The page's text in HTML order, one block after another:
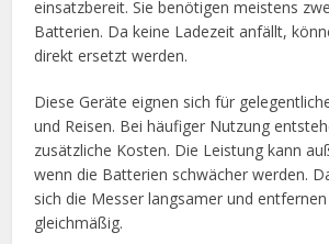
einsatzbereit. Sie benötigen meistens
Batterien. Da keine Ladezeit anfällt,
direkt ersetzt werden.
Diese Geräte eignen sich für
und Reisen. Bei häufiger Nutzung
zusätzliche Kosten. Die Leistung kann
wenn die Batterien schwächer werden.
sich die Messer langsamer und
gleichmäßig.